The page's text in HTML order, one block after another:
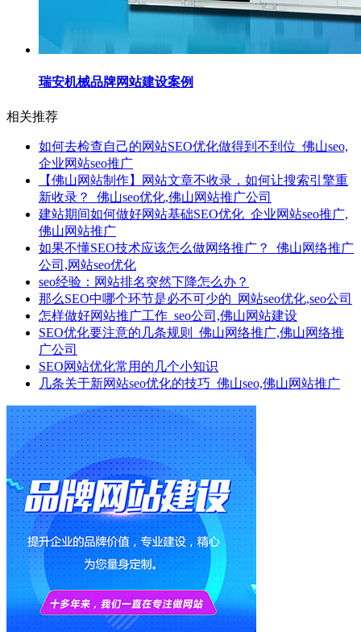
瑞安机械品牌网站建设案例
相关推荐
如何去检查自己的网站SEO优化做得到不到位_佛山seo,
企业网站seo推广
【佛山网站制作】网站文章不收录，如何让搜索引擎重
新收录？_佛山seo优化,佛山网站推广公司
建站期间如何做好网站基础SEO优化_企业网站seo推广,
佛山网站推广
如果不懂SEO技术应该怎么做网络推广？_佛山网络推广
公司,网站seo优化
seo经验：网站排名突然下降怎么办？
那么SEO中哪个环节是必不可少的_网站seo优化,seo公司
怎样做好网站推广工作_seo公司,佛山网站建设
SEO优化要注意的几条规则_佛山网络推广,佛山网络推
广公司
SEO网站优化常用的几个小知识
几条关于新网站seo优化的技巧_佛山seo,佛山网站推广